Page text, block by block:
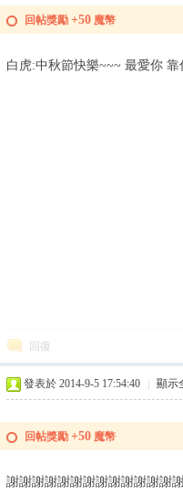
回帖獎勵 +50 魔幣
白虎:中秋節快樂~~~ 最愛你 靠
回復
發表於 2014-9-5 17:54:40 顯示
回帖獎勵 +50 魔幣
謝謝謝謝謝謝謝謝謝謝謝謝謝